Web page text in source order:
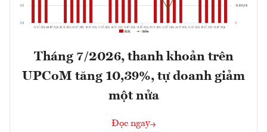
Tháng 7/2026, thanh khoản trên
UPCoM tăng 10,39%, tự doanh giảm
một nửa
Đọc ngay